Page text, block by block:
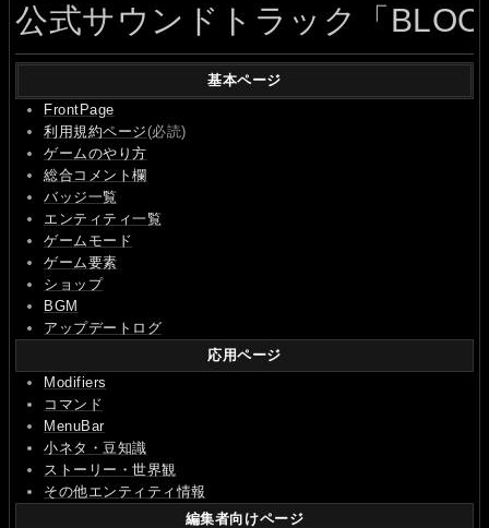
公式サウンドトラック「
基本ページ
FrontPage
利用規約ページ(必読)
ゲームのやり方
総合コメント欄
バッジ一覧
エンティティ一覧
ゲームモード
ゲーム要素
ショップ
BGM
アップデートログ
応用ページ
Modifiers
コマンド
MenuBar
小ネタ・豆知識
ストーリー・世界観
その他エンティティ情報
編集者向けページ